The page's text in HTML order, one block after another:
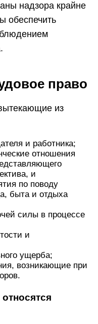
надзора крайне
обеспечить
право
из
и работника;
отношения
и
по поводу
быта и отдыха
силы в процессе
и
ущерба;
возникающие при